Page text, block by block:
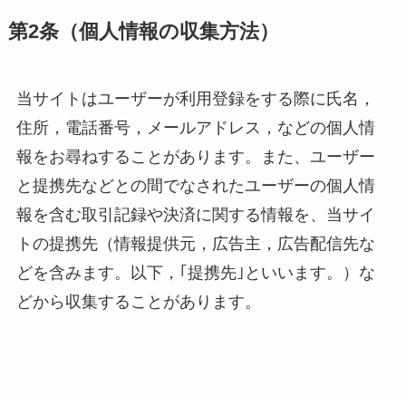
第2条（個人情報の収集方法）
当サイトはユーザーが利用登録をする際に氏名，
住所，電話番号，メールアドレス，などの個人情
報をお尋ねすることがあります。また、ユーザー
と提携先などとの間でなされたユーザーの個人情
報を含む取引記録や決済に関する情報を、当サイ
トの提携先（情報提供元，広告主，広告配信先な
どを含みます。以下，｢提携先｣といいます。）な
どから収集することがあります。